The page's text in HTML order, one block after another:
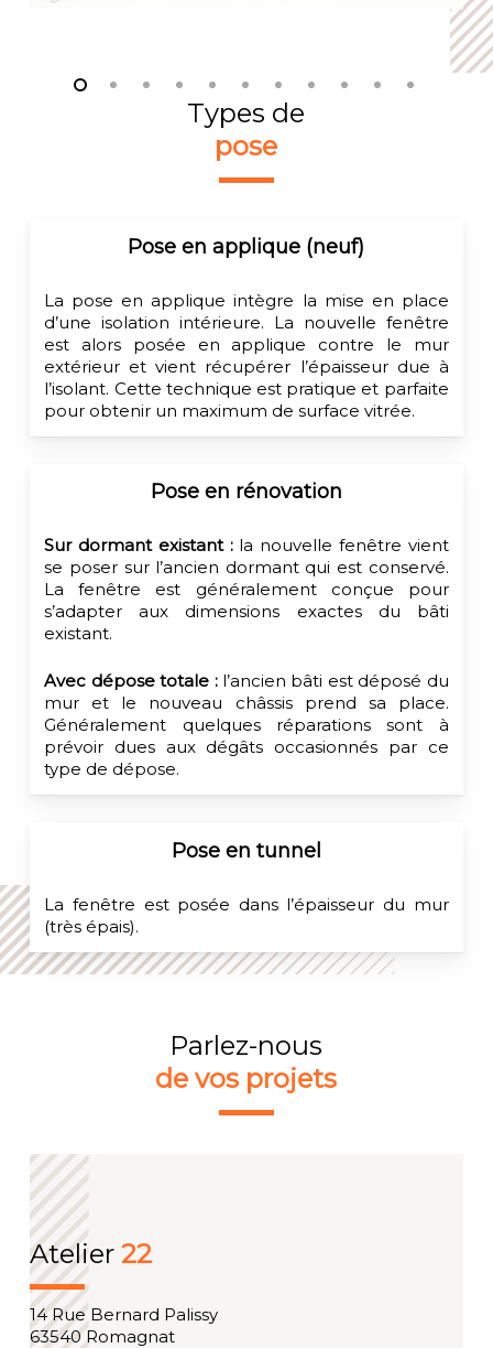
Types de
pose
Pose en applique (neuf)
La pose en applique intègre la mise en place
d’une isolation intérieure. La nouvelle fenêtre
est alors posée en applique contre le mur
extérieur et vient récupérer l’épaisseur due à
l’isolant. Cette technique est pratique et parfaite
pour obtenir un maximum de surface vitrée.
Pose en rénovation
Sur dormant existant :la nouvelle fenêtre vient
se poser sur l’ancien dormant qui est conservé.
La fenêtre est généralement conçue pour
s’adapter aux dimensions exactes du bâti
existant.
Avec dépose totale :l’ancien bâti est déposé du
mur et le nouveau châssis prend sa place.
Généralement quelques réparations sont à
prévoir dues aux dégâts occasionnés par ce
type de dépose.
Pose en tunnel
La fenêtre est posée dans l’épaisseur du mur
(très épais).
Parlez-nous
de vos projets
Atelier22
14 Rue Bernard Palissy
63540 Romagnat